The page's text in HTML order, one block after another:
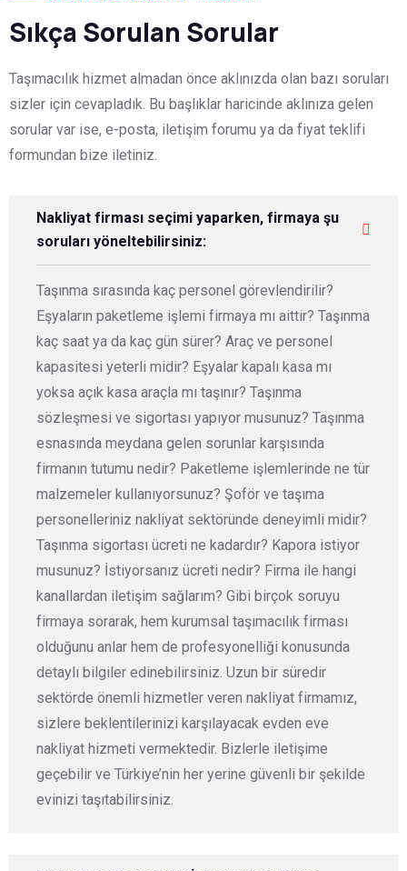
Sıkça Sorulan Sorular
Taşımacılık hizmet almadan önce aklınızda olan bazı soruları
sizler için cevapladık. Bu başlıklar haricinde aklınıza gelen
sorular var ise, e-posta, iletişim forumu ya da fiyat teklifi
formundan bize iletiniz.
Nakliyat firması seçimi yaparken, firmaya şu
soruları yöneltebilirsiniz:
Taşınma sırasında kaç personel görevlendirilir?
Eşyaların paketleme işlemi firmaya mı aittir? Taşınma
kaç saat ya da kaç gün sürer? Araç ve personel
kapasitesi yeterli midir? Eşyalar kapalı kasa mı
yoksa açık kasa araçla mı taşınır? Taşınma
sözleşmesi ve sigortası yapıyor musunuz? Taşınma
esnasında meydana gelen sorunlar karşısında
firmanın tutumu nedir? Paketleme işlemlerinde ne tür
malzemeler kullanıyorsunuz? Şoför ve taşıma
personelleriniz nakliyat sektöründe deneyimli midir?
Taşınma sigortası ücreti ne kadardır? Kapora istiyor
musunuz? İstiyorsanız ücreti nedir? Firma ile hangi
kanallardan iletişim sağlarım? Gibi birçok soruyu
firmaya sorarak, hem kurumsal taşımacılık firması
olduğunu anlar hem de profesyonelliği konusunda
detaylı bilgiler edinebilirsiniz. Uzun bir süredir
sektörde önemli hizmetler veren nakliyat firmamız,
sizlere beklentilerinizi karşılayacak evden eve
nakliyat hizmeti vermektedir. Bizlerle iletişime
geçebilir ve Türkiye’nin her yerine güvenli bir şekilde
evinizi taşıtabilirsiniz.